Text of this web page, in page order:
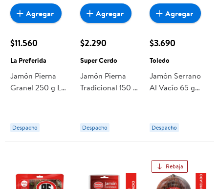
$11.560
La Preferida
Jamón Pierna
Granel 250 g La
Despacho
Agregar
$2.290
Super Cerdo
Jamón Pierna
Tradicional 150 g
Despacho
Agregar
$3.690
Toledo
Jamón Serrano
Al Vacío 65 g
Despacho
Agregar
Rebaja